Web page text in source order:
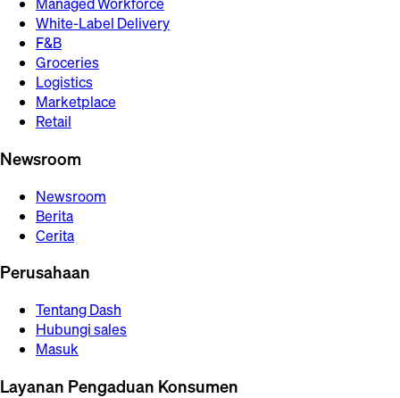
White-Label Delivery
F&B
Groceries
Logistics
Marketplace
Retail
Newsroom
Newsroom
Berita
Cerita
Perusahaan
Tentang Dash
Hubungi sales
Masuk
Layanan Pengaduan Konsumen